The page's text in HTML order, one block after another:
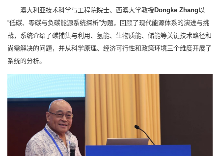
澳大利亚技术科学与工程院院士、西澳大学教授Dongke Zhang 以
“低碳、零碳与负碳能源系统探析”为题，回顾了现代能源体系的演进与挑
战，系统介绍了碳捕集与利用、氢能、生物质能、储能等关键技术路径和
尚需解决的问题，并从科学原理、经济可行性和政策环境三个维度开展了
系统的分析。